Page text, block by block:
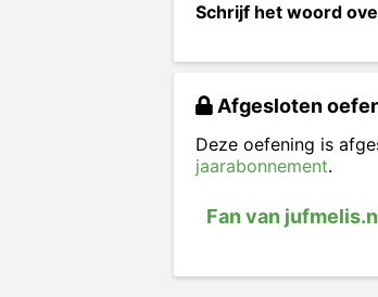
Schrijf het woord
Afgesloten
Deze oefening is
jaarabonnement.
Fan van